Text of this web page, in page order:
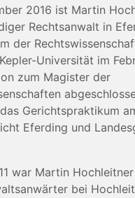
2016 ist Martin
Rechtsanwalt in
der
Universität im
zum Magister der
Gerichtspraktikum
Eferding und
war Martin
bei